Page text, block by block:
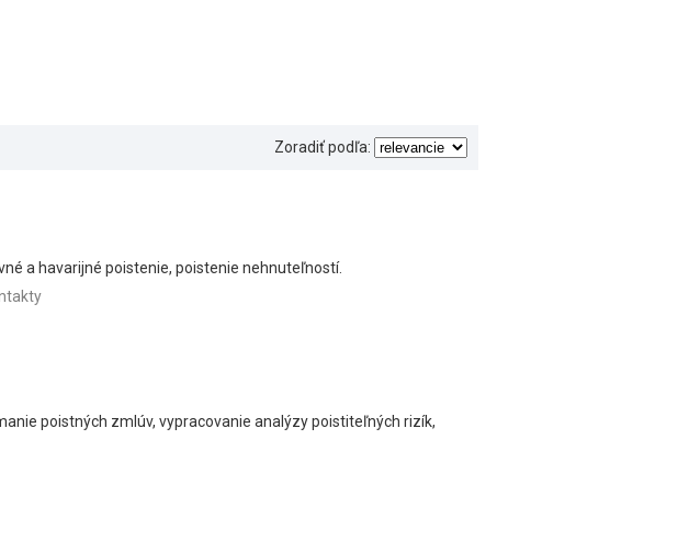
Zoradiť podľa:
a havarijné poistenie, poistenie nehnuteľností.
poistných zmlúv, vypracovanie analýzy poistiteľných rizík,